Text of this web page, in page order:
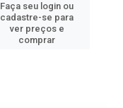
Faça seu login ou
cadastre-se para
ver preços e
comprar